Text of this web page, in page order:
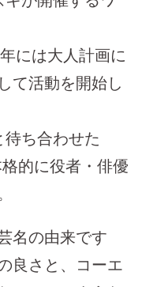
には大人計画に
て活動を開始し
ち合わせた
的に役者・俳優
名の由来です
良さと、コーエ